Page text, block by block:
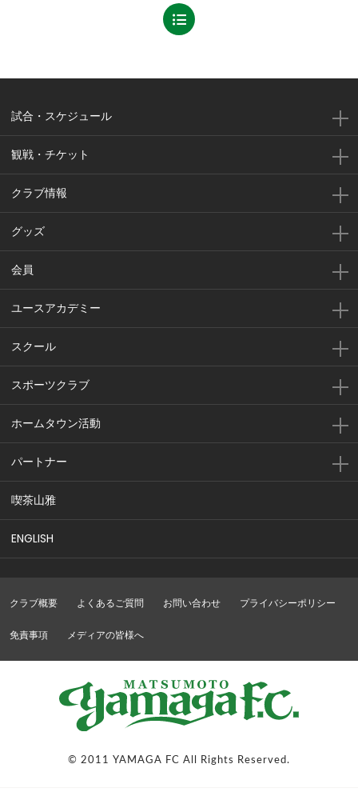
試合・スケジュール
観戦・チケット
クラブ情報
グッズ
会員
ユースアカデミー
スクール
スポーツクラブ
ホームタウン活動
パートナー
喫茶山雅
ENGLISH
クラブ概要 よくあるご質問 お問い合わせ プライバシーポリシー
免責事項 メディアの皆様へ
© 2011 YAMAGA FC All Rights Reserved.